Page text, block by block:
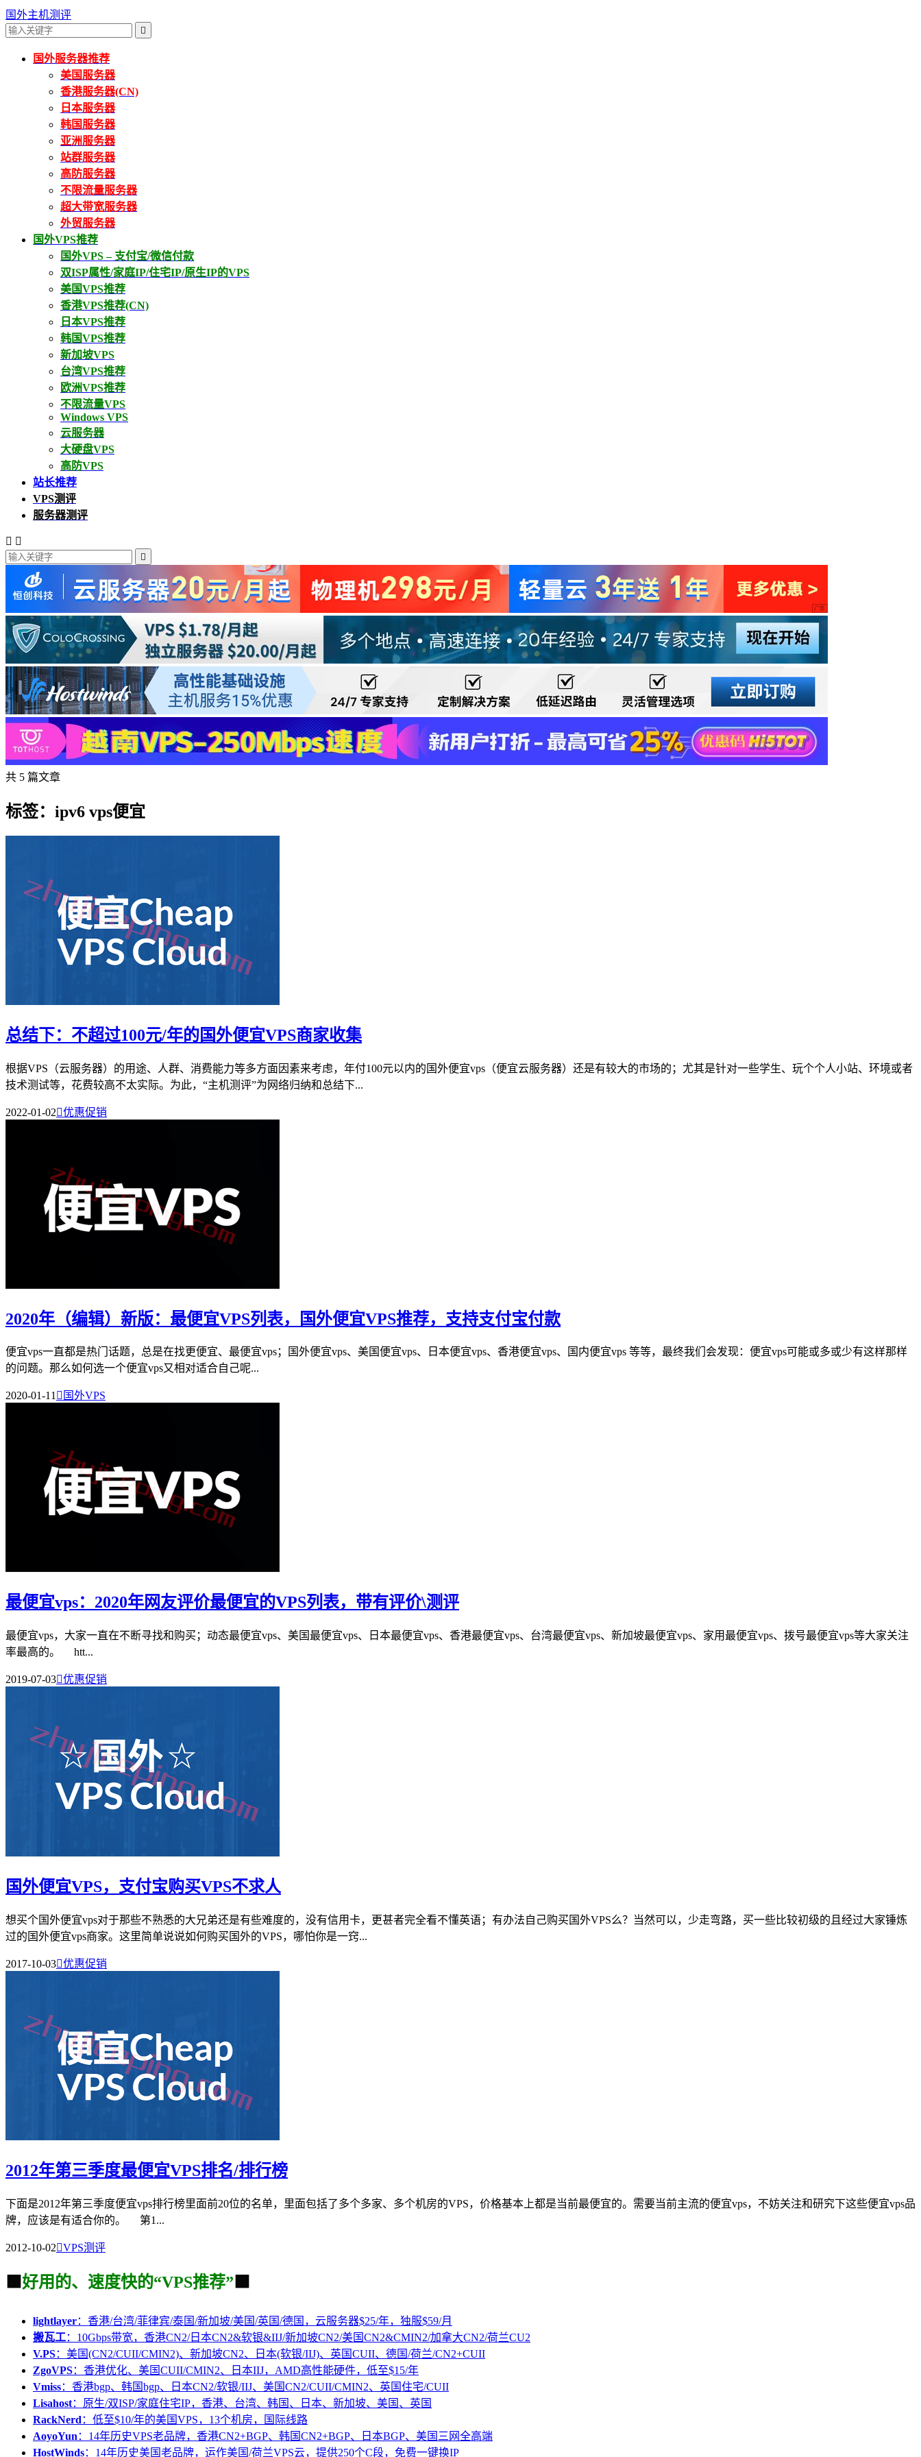
国外主机测评

国外服务器推荐
美国服务器
香港服务器(CN)
日本服务器
韩国服务器
亚洲服务器
站群服务器
高防服务器
不限流量服务器
超大带宽服务器
外贸服务器
国外VPS推荐
国外VPS – 支付宝/微信付款
双ISP属性/家庭IP/住宅IP/原生IP的VPS
美国VPS推荐
香港VPS推荐(CN)
日本VPS推荐
韩国VPS推荐
新加坡VPS
台湾VPS推荐
欧洲VPS推荐
不限流量VPS
Windows VPS
云服务器
大硬盘VPS
高防VPS
站长推荐
VPS测评
服务器测评
 

共 5 篇文章
标签：ipv6 vps便宜
总结下：不超过100元/年的国外便宜VPS商家收集
根据VPS（云服务器）的用途、人群、消费能力等多方面因素来考虑，年付100元以内的国外便宜vps（便宜云服务器）还是有较大的市场的；尤其是针对一些学生、玩个个人小站、环境或者
技术测试等，花费较高不太实际。为此，“主机测评”为网络归纳和总结下...
2022-01-02优惠促销
2020年（编辑）新版：最便宜VPS列表，国外便宜VPS推荐，支持支付宝付款
便宜vps一直都是热门话题，总是在找更便宜、最便宜vps；国外便宜vps、美国便宜vps、日本便宜vps、香港便宜vps、国内便宜vps 等等，最终我们会发现：便宜vps可能或多或少有这样那样
的问题。那么如何选一个便宜vps又相对适合自己呢...
2020-01-11 国外VPS
最便宜vps：2020年网友评价最便宜的VPS列表，带有评价\测评
最便宜vps，大家一直在不断寻找和购买；动态最便宜vps、美国最便宜vps、日本最便宜vps、香港最便宜vps、台湾最便宜vps、新加坡最便宜vps、家用最便宜vps、拨号最便宜vps等大家关注
率最高的。 htt...
2019-07-03优惠促销
国外便宜VPS，支付宝购买VPS不求人
想买个国外便宜vps对于那些不熟悉的大兄弟还是有些难度的，没有信用卡，更甚者完全看不懂英语；有办法自己购买国外VPS么？当然可以，少走弯路，买一些比较初级的且经过大家锤炼
过的国外便宜vps商家。这里简单说说如何购买国外的VPS，哪怕你是一窍...
2017-10-03优惠促销
2012年第三季度最便宜VPS排名/排行榜
下面是2012年第三季度便宜vps排行榜里面前20位的名单，里面包括了多个多家、多个机房的VPS，价格基本上都是当前最便宜的。需要当前主流的便宜vps，不妨关注和研究下这些便宜vps品
牌，应该是有适合你的。 第1...
2012-10-02VPS测评
🟩 好用的、速度快的“VPS推荐” 🟩
lightlayer：香港/台湾/菲律宾/泰国/新加坡/美国/英国/德国，云服务器$25/年，独服$59/月
搬瓦工：10Gbps带宽，香港CN2/日本CN2&软银&IIJ/新加坡CN2/美国CN2&CMIN2/加拿大CN2/荷兰CU2
V.PS：美国(CN2/CUII/CMIN2)、新加坡CN2、日本(软银/IIJ)、英国CUII、德国/荷兰/CN2+CUII
ZgoVPS：香港优化、美国CUII/CMIN2、日本IIJ，AMD高性能硬件，低至$15/年
Vmiss：香港bgp、韩国bgp、日本CN2/软银/IIJ、美国CN2/CUII/CMIN2、英国住宅/CUII
Lisahost：原生/双ISP/家庭住宅IP，香港、台湾、韩国、日本、新加坡、美国、英国
RackNerd ：低至$10/年的美国VPS，13个机房，国际线路
AoyoYun ：14年历史VPS老品牌，香港CN2+BGP、韩国CN2+BGP、日本BGP、美国三网全高端
HostWinds：14年历史美国老品牌，运作美国/荷兰VPS云，提供250个C段，免费一键换IP